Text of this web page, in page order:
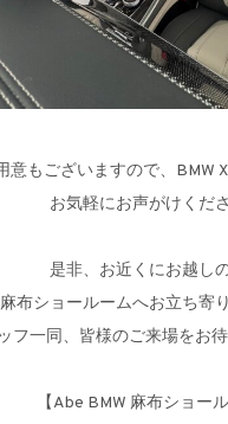
意もございますので、BMW
お気軽にお声がけくだ
是非、お近くにお越し
麻布ショールームへお立ち寄
フ一同、皆様のご来場をお
【Abe BMW 麻布ショール